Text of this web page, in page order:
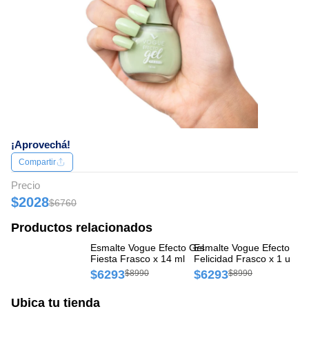
¡Aprovechá!
Compartir
Precio
$2028$6760
Productos relacionados
Esmalte Vogue Efecto Gel
Fiesta Frasco x 14 ml
$6293$8990
Esmalte Vogue Efecto Gel
Felicidad Frasco x 1 und
$6293$8990
Ubica tu tienda